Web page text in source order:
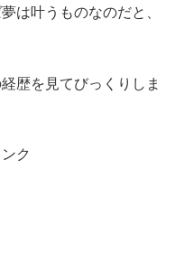
は叶うものなのだと、
歴を見てびっくりしま
ク